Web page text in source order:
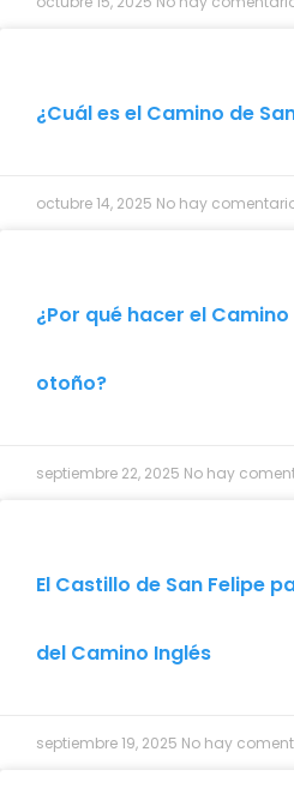
¿Cuál es el Camino de
octubre 14, 2025 No hay
¿Por qué hacer el
otoño?
septiembre 22, 2025 No hay
El Castillo de San Felipe
del Camino Inglés
septiembre 19, 2025 No hay